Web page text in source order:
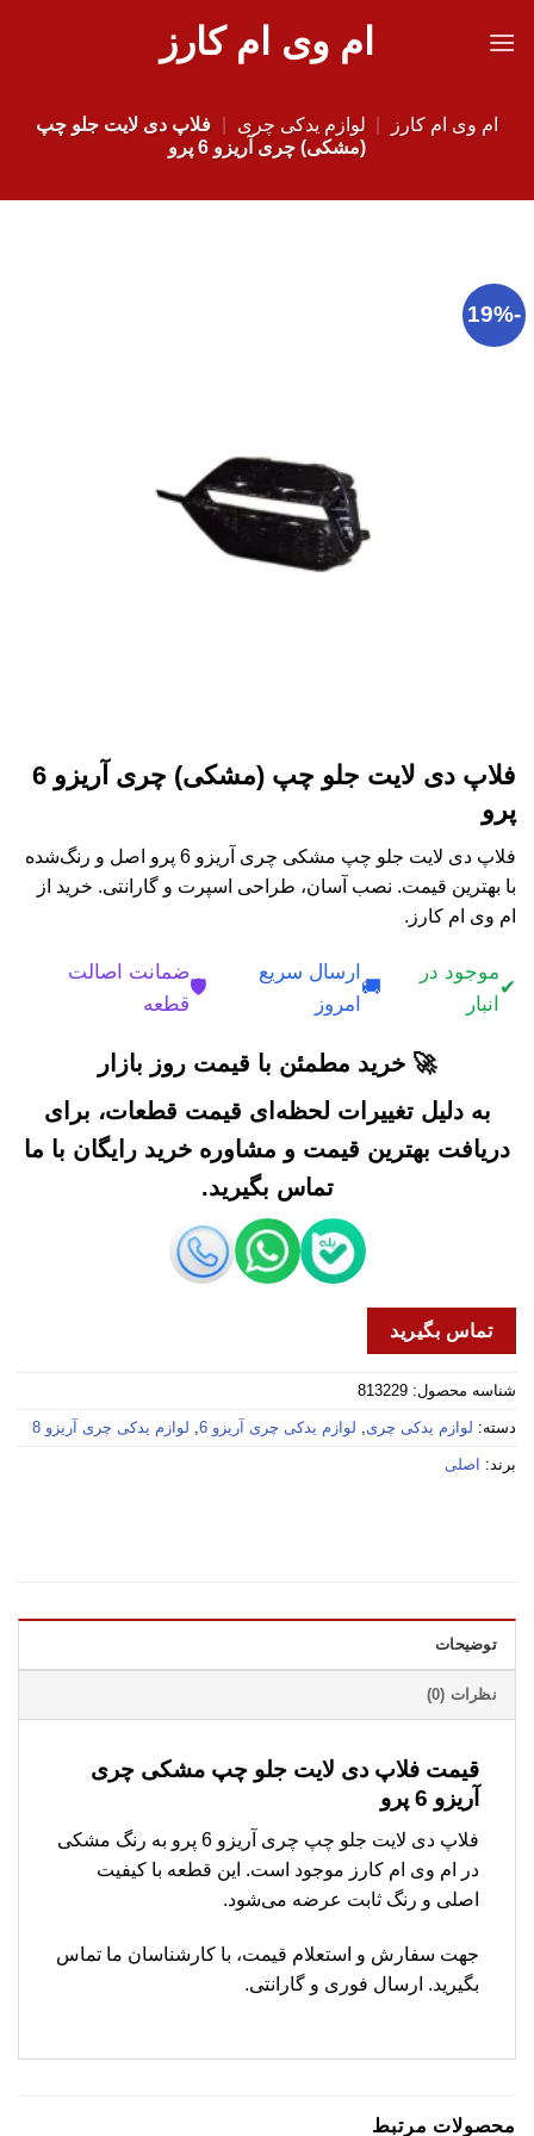
ام وی ام کارز
ام وی ام کارز لوازم یدکی چری
فلاپ دی لایت جلو چپ
(مشکی) چری آریزو 6 پرو
-19%
فلاپ دی لایت جلو چپ (مشکی) چری آریزو 6
پرو
فلاپ دی لایت جلو چپ مشکی چری آریزو 6 پرو اصل و رنگ‌شده
با بهترین قیمت. نصب آسان، طراحی اسپرت و گارانتی. خرید از
ام وی ام کارز.
✔
موجود در
انبار
🚚
ارسال سریع
امروز
🛡️
ضمانت اصالت
قطعه
🚀 خرید مطمئن با قیمت روز بازار
به دلیل تغییرات لحظه‌ای قیمت قطعات، برای
دریافت بهترین قیمت و مشاوره خرید رایگان با ما
تماس بگیرید.
تماس بگیرید
شناسه محصول: 813229
دسته: لوازم یدکی چری, لوازم یدکی چری آریزو 6 , لوازم یدکی چری آریزو 8
برند: اصلی
توضیحات
نظرات (0)
قیمت فلاپ دی لایت جلو چپ مشکی چری
آریزو 6 پرو
فلاپ دی لایت جلو چپ چری آریزو 6 پرو به رنگ مشکی
در ام وی ام کارز موجود است. این قطعه با کیفیت
اصلی و رنگ ثابت عرضه می‌شود.
جهت سفارش و استعلام قیمت، با کارشناسان ما تماس
بگیرید. ارسال فوری و گارانتی.
محصولات مرتبط